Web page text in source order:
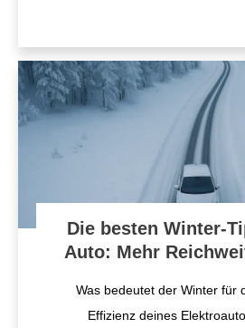
Die besten Winter-
Auto: Mehr
Was bedeutet der Winter für
Effizienz deines